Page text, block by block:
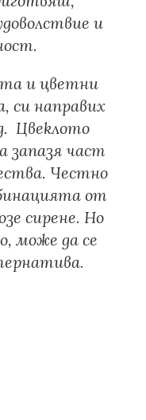
и
и цветни
си направих
Цвеклото
запазя част
Честно
от
сирене. Но
може да се